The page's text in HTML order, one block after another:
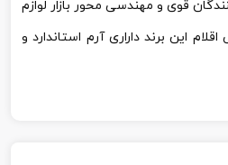
قوی و مهندسی محور بازار لوازم
این برند داراری آرم استاندارد و